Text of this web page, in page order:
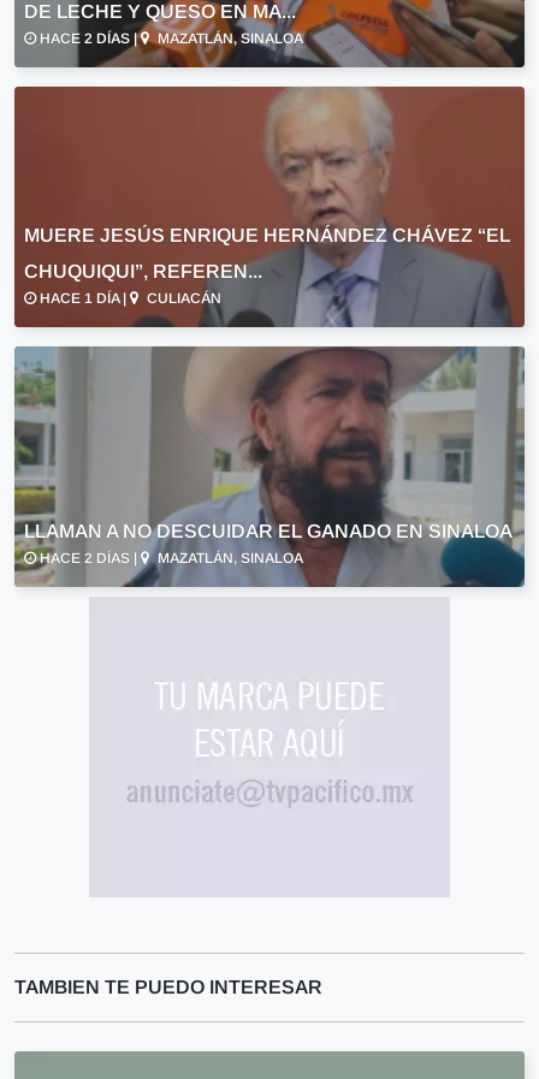
DE LECHE Y QUESO EN MA...
HACE 2 DÍAS | MAZATLÁN, SINALOA
MUERE JESÚS ENRIQUE HERNÁNDEZ CHÁVEZ “EL
CHUQUIQUI”, REFEREN...
HACE 1 DÍA | CULIACÁN
LLAMAN A NO DESCUIDAR EL GANADO EN SINALOA
HACE 2 DÍAS | MAZATLÁN, SINALOA
TAMBIEN TE PUEDO INTERESAR